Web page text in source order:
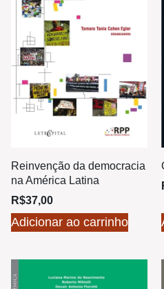
Reinvenção da democracia
na América Latina
R$37,00
Adicionar ao carrinho